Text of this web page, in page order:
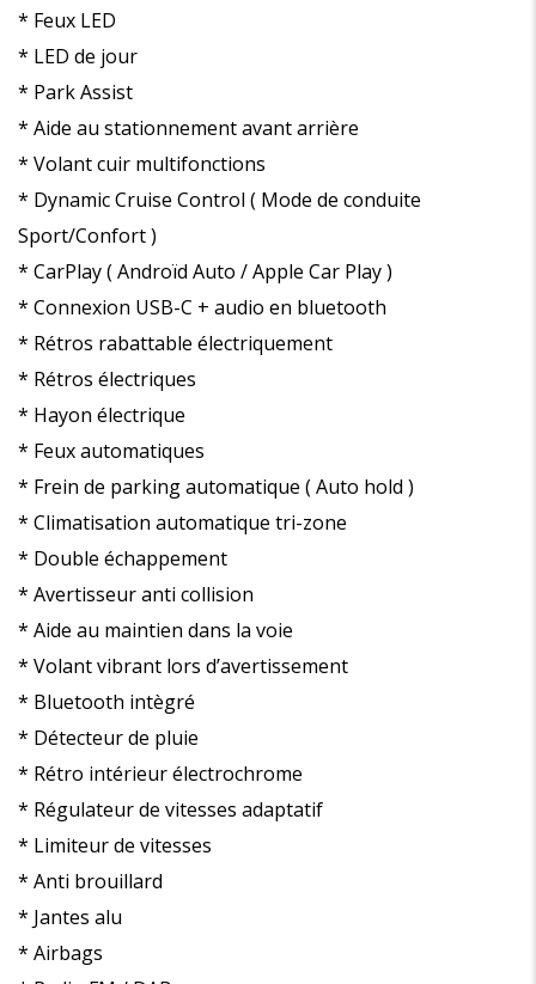
* Feux LED
* LED de jour
* Park Assist
* Aide au stationnement avant arrière
* Volant cuir multifonctions
* Dynamic Cruise Control ( Mode de conduite
Sport/Confort )
* CarPlay ( Androïd Auto / Apple Car Play )
* Connexion USB-C + audio en bluetooth
* Rétros rabattable électriquement
* Rétros électriques
* Hayon électrique
* Feux automatiques
* Frein de parking automatique ( Auto hold )
* Climatisation automatique tri-zone
* Double échappement
* Avertisseur anti collision
* Aide au maintien dans la voie
* Volant vibrant lors d’avertissement
* Bluetooth intègré
* Détecteur de pluie
* Rétro intérieur électrochrome
* Régulateur de vitesses adaptatif
* Limiteur de vitesses
* Anti brouillard
* Jantes alu
* Airbags